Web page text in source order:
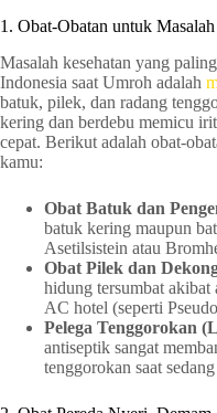
1. Obat-Obatan untuk Masalah
Masalah kesehatan yang
Indonesia saat Umroh adalah
batuk, pilek, dan radang
kering dan berdebu memicu
cepat. Berikut adalah obat-
kamu:
Obat Batuk dan
batuk kering maupun
Asetilsistein atau
Obat Pilek dan
hidung tersumbat akibat
AC hotel (seperti
Pelega Tenggorokan
antiseptik sangat
tenggorokan saat